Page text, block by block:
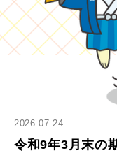
2026.07.24
令和9年3月末の